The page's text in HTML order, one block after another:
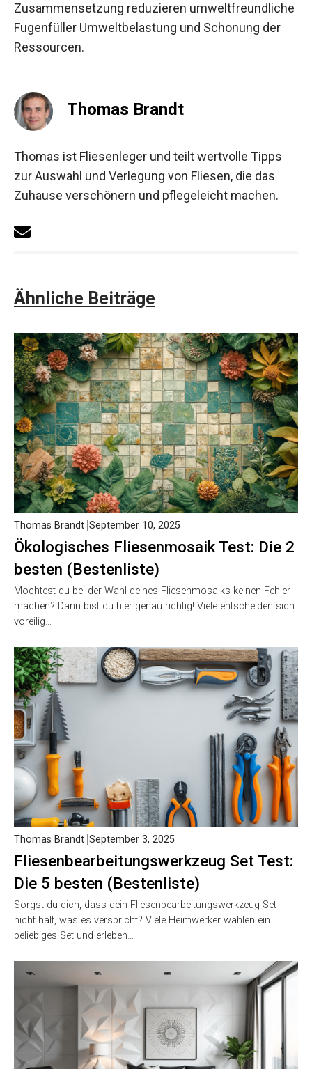
Zusammensetzung reduzieren umweltfreundliche
Fugenfüller Umweltbelastung und Schonung der
Ressourcen.
Thomas Brandt
Thomas ist Fliesenleger und teilt wertvolle Tipps
zur Auswahl und Verlegung von Fliesen, die das
Zuhause verschönern und pflegeleicht machen.
Ähnliche Beiträge
Ökologisches Fliesenmosaik Test: Die 2
besten (Bestenliste)
Thomas Brandt September 10, 2025
Möchtest du bei der Wahl deines Fliesenmosaiks keinen Fehler
machen? Dann bist du hier genau richtig! Viele entscheiden sich
voreilig…
Fliesenbearbeitungswerkzeug Set Test:
Die 5 besten (Bestenliste)
Thomas Brandt September 3, 2025
Sorgst du dich, dass dein Fliesenbearbeitungswerkzeug Set
nicht hält, was es verspricht? Viele Heimwerker wählen ein
beliebiges Set und erleben…